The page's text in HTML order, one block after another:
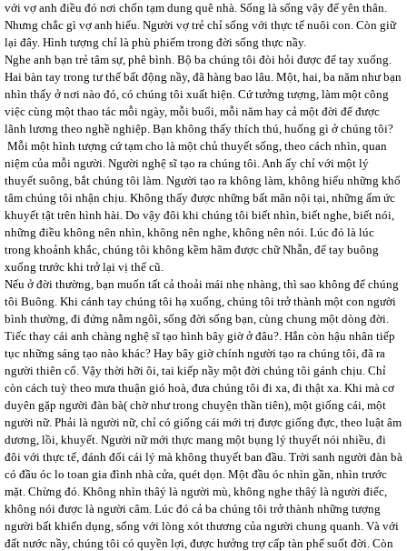
với vợ anh điều đó nơi chốn tạm dung quê nhà. Sống là sống vậy để yên thân.
Nhưng chắc gì vợ anh hiểu. Người vợ trẻ chỉ sống với thực tế nuôi con. Còn giữ
lại đây. Hình tượng chỉ là phù phiếm trong đời sống thực nầy.
Nghe anh bạn trẻ tâm sự, phê bình. Bộ ba chúng tôi đòi hỏi được để tay xuống.
Hai bàn tay trong tư thế bất động nầy, đã hàng bao lâu. Một, hai, ba năm như bạn
nhìn thấy ở nơi nào đó, có chúng tôi xuất hiện. Cứ tưởng tượng, làm một công
việc cùng một thao tác mỗi ngày, mỗi buổi, mỗi năm hay cả một đời để được
lãnh lương theo nghề nghiệp. Bạn không thấy thích thú, huống gì ở chúng tôi?
Mỗi một hình tượng cứ tạm cho là một chủ thuyết sống, theo cách nhìn, quan
niệm của mỗi người. Người nghệ sĩ tạo ra chúng tôi. Anh ấy chỉ với một lý
thuyết suông, bắt chúng tôi làm. Người tạo ra không làm, không hiểu những khổ
tâm chúng tôi nhận chịu. Không thấy được những bất mãn nội tại, những ấm ức
khuyết tật trên hình hài. Do vậy đôi khi chúng tôi biết nhìn, biết nghe, biết nói,
những điều không nên nhìn, không nên nghe, không nên nói. Lúc đó là lúc
trong khoảnh khắc, chúng tôi không kềm hãm được chữ Nhẫn, để tay buông
xuống trước khi trở lại vị thế cũ.
Nếu ở đời thường, bạn muốn tất cả thoải mái nhẹ nhàng, thì sao không để chúng
tôi Buông. Khi cánh tay chúng tôi hạ xuống, chúng tôi trở thành một con người
bình thường, đi đứng nằm ngôì, sống đời sống bạn, cùng chung một dòng đời.
Tiếc thay cái anh chàng nghệ sĩ tạo hình bây giờ ở đâu?. Hắn còn hậu nhân tiếp
tục những sáng tạo nào khác? Hay bây giờ chính người tạo ra chúng tôi, đã ra
người thiên cổ. Vậy thời hỡi ôi, tai kiếp nầy một đời chúng tôi gánh chịu. Chỉ
còn cách tuỳ theo mưa thuận gió hoà, đưa chúng tôi đi xa, đi thật xa. Khi mà cơ
duyên gặp người đàn bà( chờ như trong chuyện thần tiên), một giống cái, một
người nữ. Phải là người nữ, chỉ có giống cái mới trị được giống đực, theo luật âm
dương, lồi, khuyết. Người nữ mới thực mang một bụng lý thuyết nói nhiều, đi
đôi với thực tế, đánh đổi cái lý mà không thuyết ban đầu. Trời sanh người đàn bà
có đầu óc lo toan gia đình nhà cửa, quét dọn. Một đầu óc nhìn gần, nhìn trước
mặt. Chừng đó. Không nhìn thâý là người mù, không nghe thâý là người điếc,
không nói được là người câm. Lúc đó cả ba chúng tôi trở thành những tượng
người bất khiển dụng, sống với lòng xót thương của người chung quanh. Và với
đất nước nầy, chúng tôi có quyền lợi, được hưởng trợ cấp tàn phế suốt đời. Còn